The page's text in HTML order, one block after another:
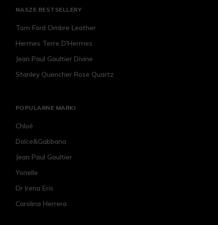
NASZE BESTSELLERY
Tom Ford Ombre Leather
Hermes Terre D'Hermes
Jean Paul Gaultier Divine
Stanley Quencher Rose Quartz
POPULARNE MARKI
Chloé
Dolce&Gabbana
Jean Paul Gaultier
Yonelle
Dr Irena Eris
Carolina Herrera